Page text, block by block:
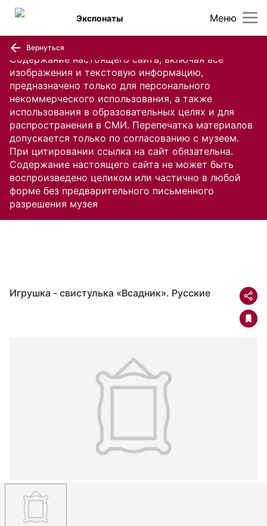
Содержание настоящего сайта, включая все
изображения и текстовую информацию,
предназначено только для персонального
некоммерческого использования, а также
использования в образовательных целях и для
распространения в СМИ. Перепечатка материалов
допускается только по согласованию с музеем.
При цитировании ссылка на сайт обязательна.
Содержание настоящего сайта не может быть
воспроизведено целиком или частично в любой
форме без предварительного письменного
разрешения музея
Меню
Экспонаты
Вернуться
Игрушка - свистулька «Всадник». Русские